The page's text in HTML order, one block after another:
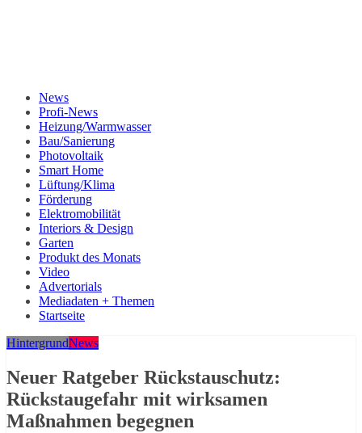
News
Profi-News
Heizung/Warmwasser
Bau/Sanierung
Photovoltaik
Smart Home
Lüftung/Klima
Förderung
Elektromobilität
Interiors & Design
Garten
Produkt des Monats
Video
Advertorials
Mediadaten + Themen
Startseite
HintergrundNews
Neuer Ratgeber Rückstauschutz:
Rückstaugefahr mit wirksamen
Maßnahmen begegnen